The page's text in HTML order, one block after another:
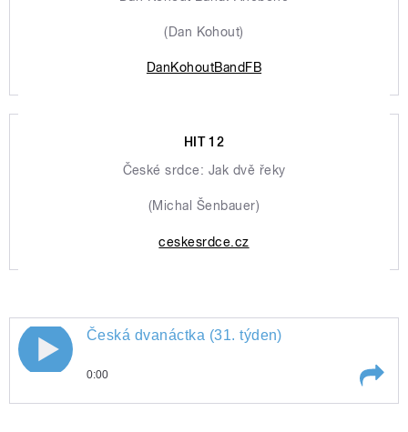
(Dan Kohout)
DanKohoutBandFB
HIT 12
České srdce: Jak dvě řeky
(Michal Šenbauer)
ceskesrdce.cz
Česká dvanáctka (31. týden)
0:00